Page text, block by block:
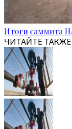
Итоги саммита
ЧИТАЙТЕ ТАКЖЕ